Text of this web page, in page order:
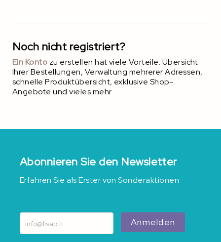
Noch nicht registriert?
Ein Konto zu erstellen hat viele Vorteile: Übersicht
Ihrer Bestellungen, Verwaltung mehrerer Adressen,
schnelle Produktübersicht, exklusive Shop-
Angebote und vieles mehr.
Abonnieren Sie den Newsletter
Erfahren Sie als Erster von Sonderaktionen
Anmelden